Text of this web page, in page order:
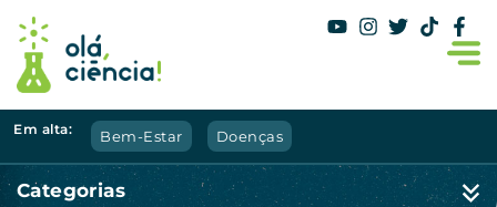
Em alta: Bem-Estar Doenças
Categorias